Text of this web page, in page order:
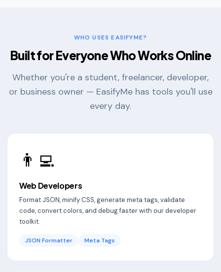
WHO USES EASIFYME?
Built for Everyone Who Works Online
Whether you're a student, freelancer, developer,
or business owner — EasifyMe has tools you'll use
every day.
👨‍💻
Web Developers
Format JSON, minify CSS, generate meta tags, validate
code, convert colors, and debug faster with our developer
toolkit.
JSON Formatter Meta Tags